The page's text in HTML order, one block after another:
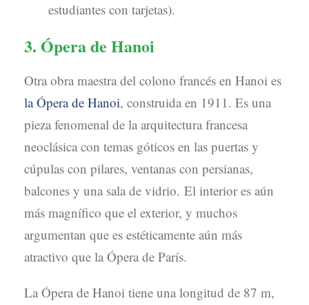
estudiantes con tarjetas).
3. Ópera de Hanoi
Otra obra maestra del colono francés en Hanoi es
la Ópera de Hanoi, construida en 1911. Es una
pieza fenomenal de la arquitectura francesa
neoclásica con temas góticos en las puertas y
cúpulas con pilares, ventanas con persianas,
balcones y una sala de vidrio. El interior es aún
más magnífico que el exterior, y muchos
argumentan que es estéticamente aún más
atractivo que la Ópera de París.
La Ópera de Hanoi tiene una longitud de 87 m,